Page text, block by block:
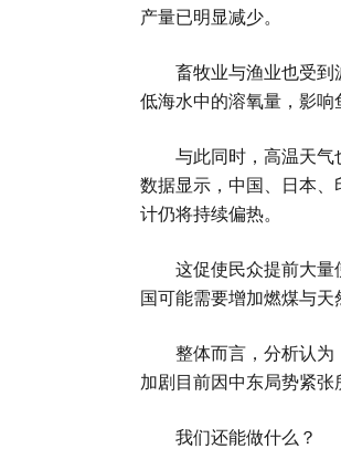
产量已明显减少。
畜牧业与渔业也受到
低海水中的溶氧量，影响
与此同时，高温天气也
数据显示，中国、日本、
计仍将持续偏热。
这促使民众提前大量使
国可能需要增加燃煤与天
整体而言，分析认为
加剧目前因中东局势紧张
我们还能做什么？